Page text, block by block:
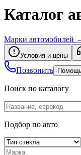
Каталог
Марки автомобилей
Условия и цены
Позвонить
Поиск по каталогу
Подбор по авто